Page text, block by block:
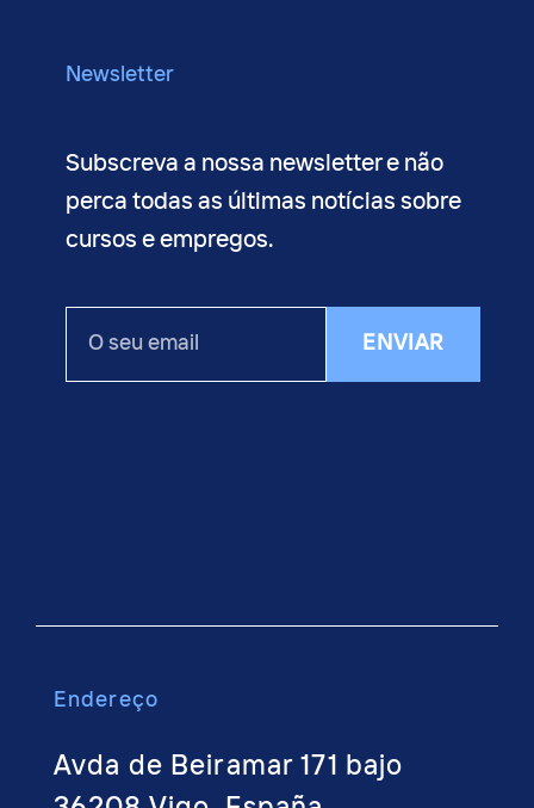
Newsletter
Subscreva a nossa newsletter e não
perca todas as últimas notícias sobre
cursos e empregos.
ENVIAR
Endereço
Avda de Beiramar 171 bajo